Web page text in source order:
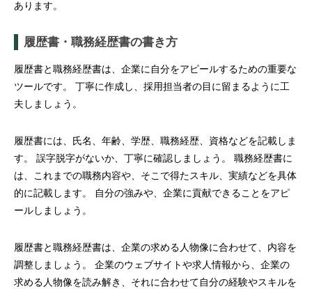
あります。
履歴書・職務経歴書の書き方
履歴書と職務経歴書は、企業に自分をアピールするための重要な
ツールです。 丁寧に作成し、採用担当者の目に留まるように工
夫しましょう。
履歴書には、氏名、年齢、学歴、職務経歴、資格などを記載しま
す。 誤字脱字がないか、丁寧に確認しましょう。 職務経歴書に
は、これまでの職務内容や、そこで得たスキル、実績などを具体
的に記載します。 自分の強みや、企業に貢献できることをアピ
ールしましょう。
履歴書と職務経歴書は、企業の求める人物像に合わせて、内容を
調整しましょう。 企業のウェブサイトや求人情報から、企業の
求める人物像を読み解き、それに合わせて自分の経験やスキルを